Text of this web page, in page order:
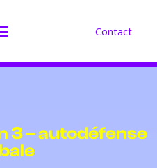
Contact
3 – autodéfense